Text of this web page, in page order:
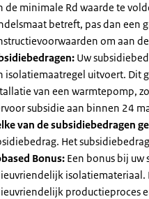
de minimale Rd waarde te
betreft, pas dan een
om aan
Uw
isolatiemaatregel uitvoert. Dit
van een warmtepomp,
subsidie aan binnen 24
van de subsidiebedragen
Het
Bonus: Een bonus bij
isolatiemateriaal.
productieproces